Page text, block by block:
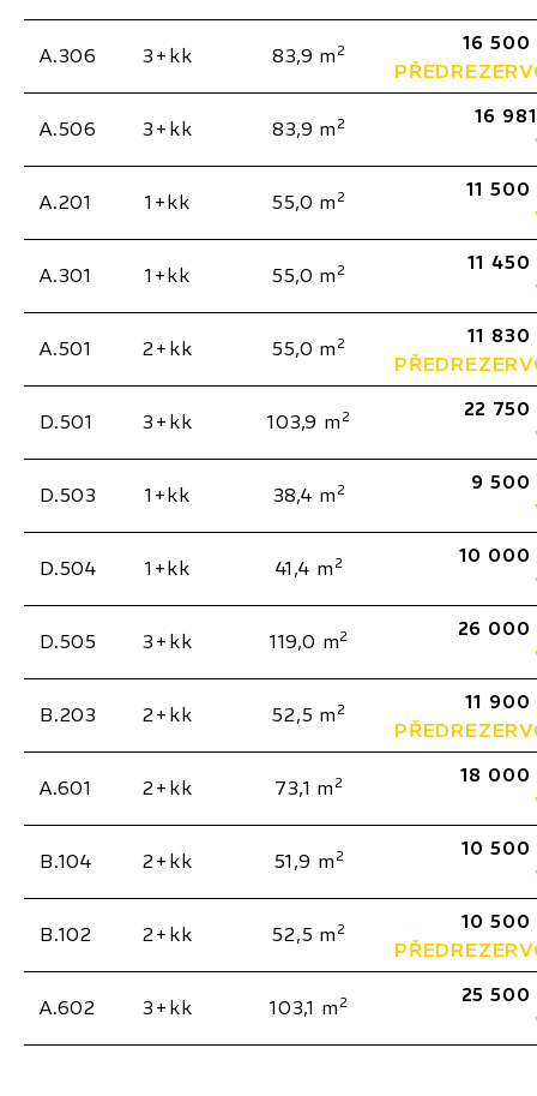
A.306 3+kk 83,9 m 2
16
A.506 3+kk 83,9 m 2
16
A.201 1+kk 55,0 m 2
11
A.301 1+kk 55,0 m 2
11
A.501 2+kk 55,0 m 2
11
D.501 3+kk 103,9 m 2
22
D.503 1+kk 38,4 m 2
9 500
D.504 1+kk 41,4 m 2
10 000
D.505 3+kk 119,0 m2
26 000
B.203 2+kk 52,5 m 2
11
A.601 2+kk 73,1 m 2
18 000
B.104 2+kk 51,9 m 2
10 500
B.102 2+kk 52,5 m 2
10 500
A.602 3+kk 103,1 m 2
25